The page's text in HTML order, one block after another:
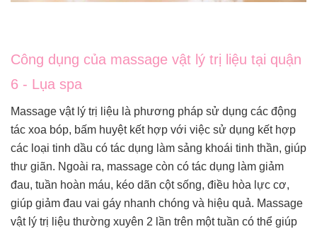
Công dụng của massage vật lý trị liệu tại quận
6 - Lụa spa
Massage vật lý trị liệu là phương pháp sử dụng các động
tác xoa bóp, bấm huyệt kết hợp với việc sử dụng kết hợp
các loại tinh dầu có tác dụng làm sảng khoái tinh thần, giúp
thư giãn. Ngoài ra, massage còn có tác dụng làm giảm
đau, tuần hoàn máu, kéo dãn cột sống, điều hòa lực cơ,
giúp giảm đau vai gáy nhanh chóng và hiệu quả. Massage
vật lý trị liệu thường xuyên 2 lần trên một tuần có thể giúp